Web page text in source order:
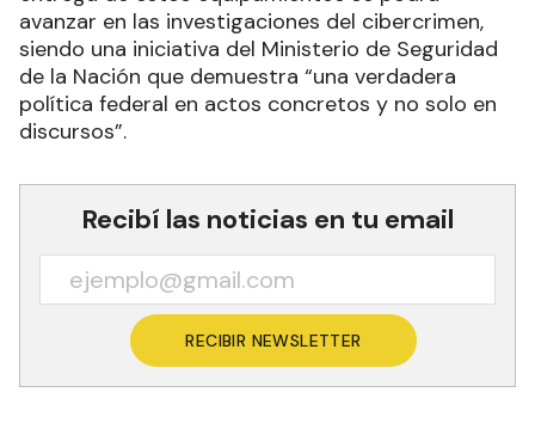
avanzar en las investigaciones del cibercrimen,
siendo una iniciativa del Ministerio de Seguridad
de la Nación que demuestra “una verdadera
política federal en actos concretos y no solo en
discursos”.
Recibí las noticias en tu email
RECIBIR NEWSLETTER